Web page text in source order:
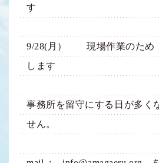
す
9/28(月） 現場作業のため
します
事務所を留守にする日が多く
せん。